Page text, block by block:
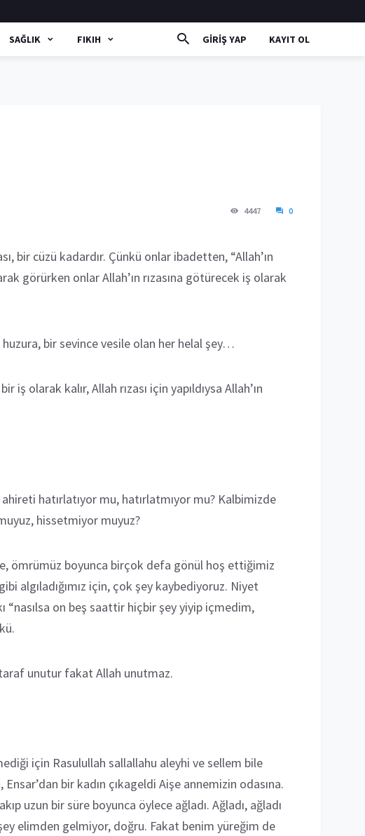
SAĞLIK FIKIH GIRIŞ YAP KAYIT OL
4447 0
bir cüzü kadardır. Çünkü onlar ibadetten, “Allah’ın
görürken onlar Allah’ın rızasına götürecek iş olarak
bir sevince vesile olan her helal şey…
iş olarak kalır, Allah rızası için yapıldıysa Allah’ın
hatırlatıyor mu, hatırlatmıyor mu? Kalbimizde
hissetmiyor muyuz?
ömrümüz boyunca birçok defa gönül hoş ettiğimiz
algıladığımız için, çok şey kaybediyoruz. Niyet
“nasılsa on beş saattir hiçbir şey yiyip içmedim,
taraf unutur fakat Allah unutmaz.
için Rasulullah sallallahu aleyhi ve sellem bile
bir kadın çıkageldi Aişe annemizin odasına.
uzun bir süre boyunca öylece ağladı. Ağladı, ağladı
elimden gelmiyor, doğru. Fakat benim yüreğim de